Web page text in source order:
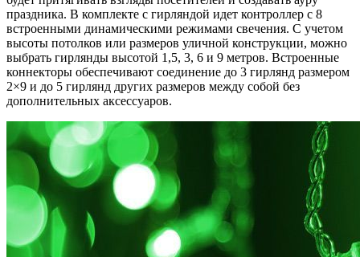
праздника. В комплекте с гирляндой идет контроллер с 8
встроенными динамическими режимами свечения. С учетом
высоты потолков или размеров уличной конструкции, можно
выбрать гирлянды высотой 1,5, 3, 6 и 9 метров. Встроенные
коннекторы обеспечивают соединение до 3 гирлянд размером
2×9 и до 5 гирлянд других размеров между собой без
дополнительных аксессуаров.